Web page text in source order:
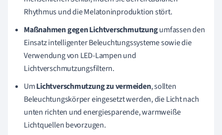
Rhythmus und die Melatoninproduktion stört.
Maßnahmen gegen Lichtverschmutzungumfassen den
Einsatz intelligenter Beleuchtungssysteme sowie die
Verwendung von LED-Lampen und
Lichtverschmutzungsfiltern.
UmLichtverschmutzung zu vermeiden, sollten
Beleuchtungskörper eingesetzt werden, die Licht nach
unten richten und energiesparende, warmweiße
Lichtquellen bevorzugen.